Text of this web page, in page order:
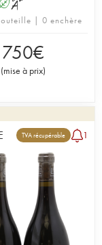
S
| 0 enchère
750€
(mise à prix)
TVA récupérable 1